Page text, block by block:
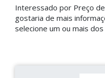
Interessado por Preço
gostaria de mais
selecione um ou mais